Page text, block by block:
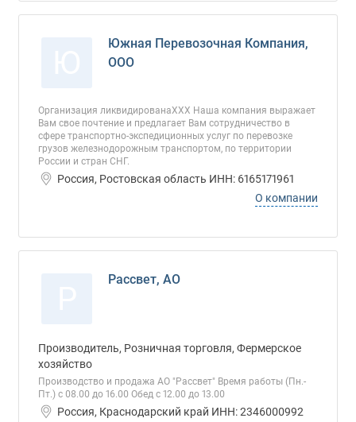
Южная Перевозочная Компания,
ООО
Организация ликвидированаХХХ Наша компания выражает
Вам свое почтение и предлагает Вам сотрудничество в
сфере транспортно-экспедиционных услуг по перевозке
грузов железнодорожным транспортом, по территории
России и стран СНГ.
Россия, Ростовская область ИНН: 6165171961
О компании
Рассвет, АО
Производитель, Розничная торговля, Фермерское
хозяйство
Производство и продажа АО "Рассвет" Время работы (Пн.-
Пт.) с 08.00 до 16.00 Обед с 12.00 до 13.00
Россия, Краснодарский край ИНН: 2346000992